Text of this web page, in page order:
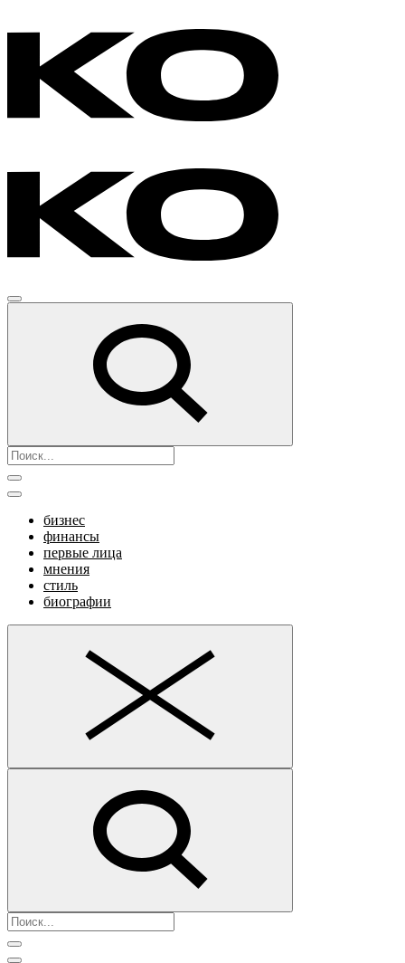
бизнес
финансы
первые лица
мнения
стиль
биографии